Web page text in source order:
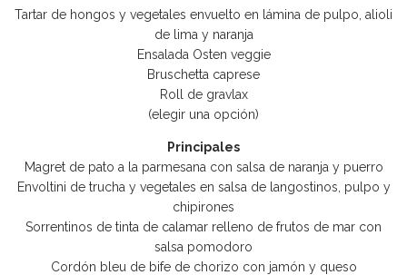
Tartar de hongos y vegetales envuelto en lámina de pulpo, alioli
de lima y naranja
Ensalada Osten veggie
Bruschetta caprese
Roll de gravlax
(elegir una opción)
Principales
Magret de pato a la parmesana con salsa de naranja y puerro
Envoltini de trucha y vegetales en salsa de langostinos, pulpo y
chipirones
Sorrentinos de tinta de calamar relleno de frutos de mar con
salsa pomodoro
Cordón bleu de bife de chorizo con jamón y queso